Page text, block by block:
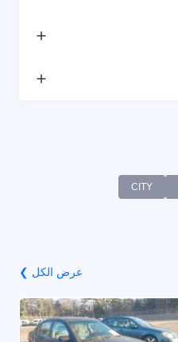
CITY
عرض الكل ❯